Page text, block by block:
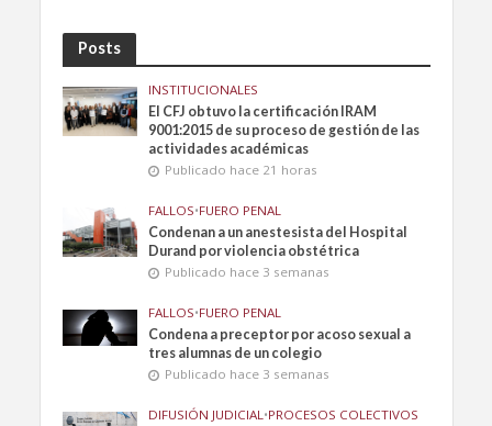
Posts
INSTITUCIONALES
El CFJ obtuvo la certificación IRAM
9001:2015 de su proceso de gestión de las
actividades académicas
Publicado hace 21 horas
FALLOS•FUERO PENAL
Condenan a un anestesista del Hospital
Durand por violencia obstétrica
Publicado hace 3 semanas
FALLOS•FUERO PENAL
Condena a preceptor por acoso sexual a
tres alumnas de un colegio
Publicado hace 3 semanas
DIFUSIÓN JUDICIAL •PROCESOS COLECTIVOS